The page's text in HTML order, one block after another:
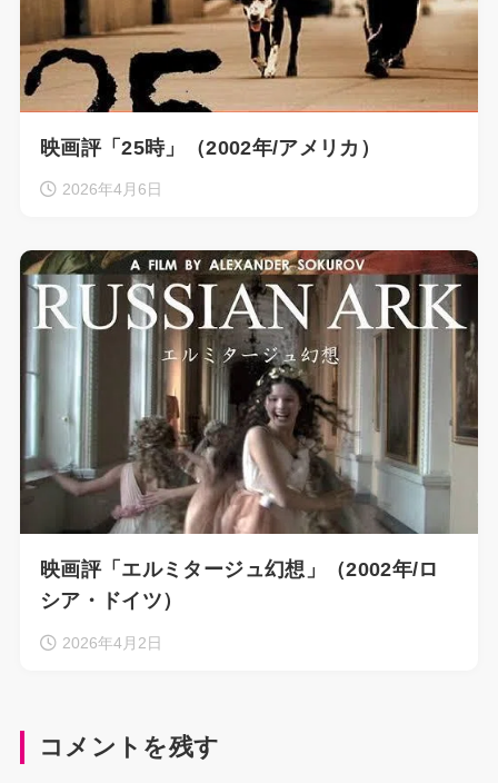
映画評「25時」（2002年/アメリカ）
2026年4月6日
映画評「エルミタージュ幻想」（2002年/ロ
シア・ドイツ）
2026年4月2日
コメントを残す